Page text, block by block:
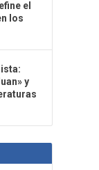
el
los
y